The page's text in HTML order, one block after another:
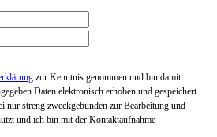
zur Kenntnis genommen und bin damit
Daten elektronisch erhoben und gespeichert
nur streng zweckgebunden zur Bearbeitung und
und ich bin mit der Kontaktaufnahme